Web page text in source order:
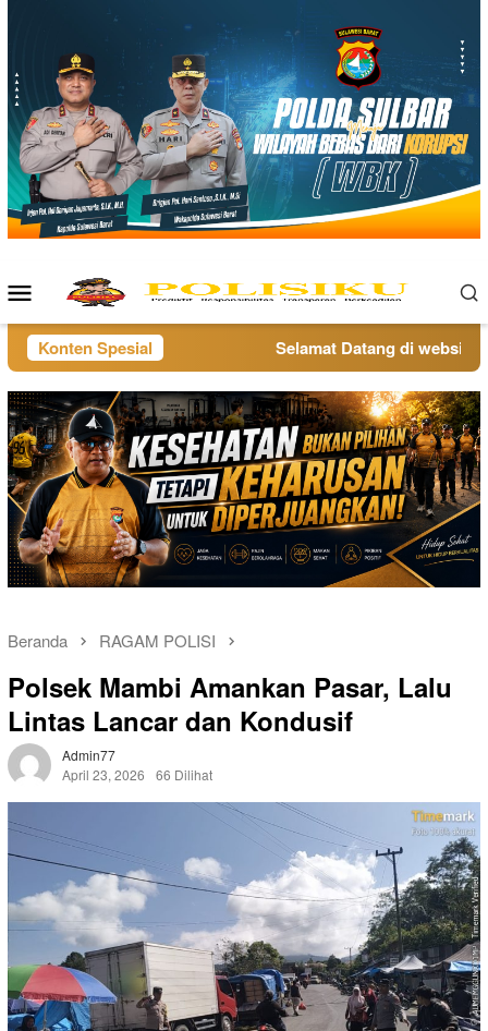
Menu
Mobile
Konten Spesial Selamat Datang di website
Beranda RAGAM POLISI
Polsek Mambi Amankan Pasar, Lalu
Lintas Lancar dan Kondusif
Admin77
April 23, 2026
66 Dilihat